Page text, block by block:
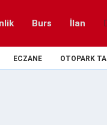
Burs İlan
ECZANE OTOPARK